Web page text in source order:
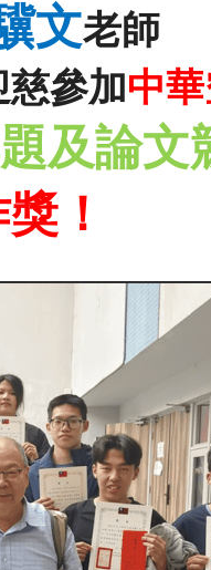
文老師
慈參加中
及論文
！